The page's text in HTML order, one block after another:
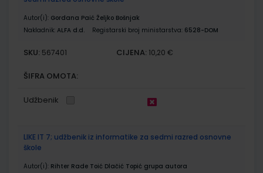
Autor(i): Gordana Paić Željko Bošnjak
Nakladnik: ALFA d.d. Registarski broj ministarstva: 6528-DOM
SKU: 567401 CIJENA: 10,20 €
ŠIFRA OMOTA:
Udžbenik
LIKE IT 7; udžbenik iz informatike za sedmi razred osnovne
škole
Autor(i): Rihter Rade Toić Dlačić Topić grupa autora